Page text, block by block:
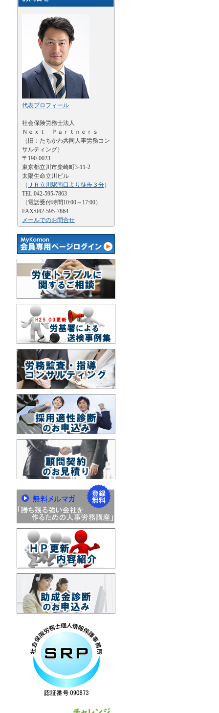
代表プロフィール
社会保険労務士法人
Ｎｅｘｔ Ｐａｒｔｎｅｒｓ
（旧：たちかわ共同人事労務コン
サルティング）
〒190-0023
東京都立川市柴崎町3-11-2
太陽生命立川ビル
（ ＪＲ立川駅南口より徒歩３分）
TEL:042-595-7863
（電話受付時間10:00～17:00）
FAX:042-595-7864
メールでのお問合せ